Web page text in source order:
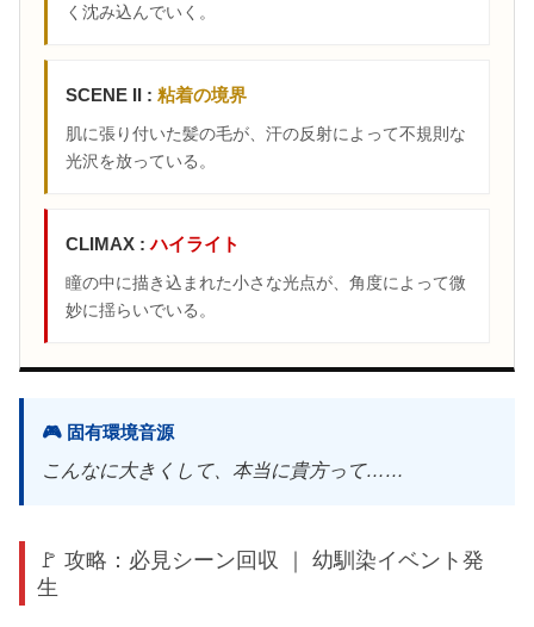
く沈み込んでいく。
SCENE II : 粘着の境界
肌に張り付いた髪の毛が、汗の反射によって不規則な
光沢を放っている。
CLIMAX :ハイライト
瞳の中に描き込まれた小さな光点が、角度によって微
妙に揺らいでいる。
🎮 固有環境音源
こんなに大きくして、本当に貴方って……
🚩 攻略：必見シーン回収 ｜ 幼馴染イベント発
生